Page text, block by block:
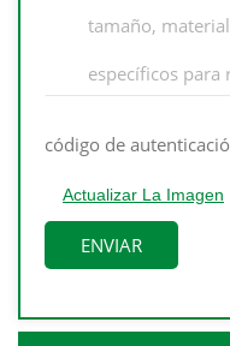
Actualizar La Imagen